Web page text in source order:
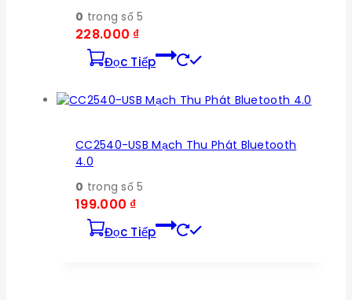
0 trong số 5
228.000 ₫
Đọc Tiếp
CC2540-USB Mạch Thu Phát Bluetooth
4.0
0 trong số 5
199.000 ₫
Đọc Tiếp